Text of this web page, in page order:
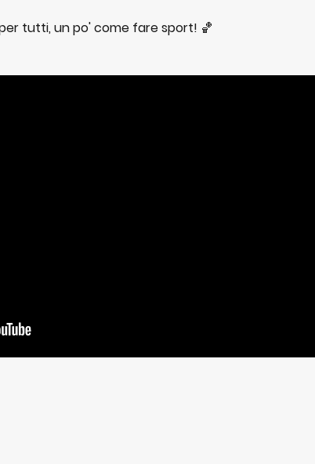
tutti, un po' come fare sport! 🏀